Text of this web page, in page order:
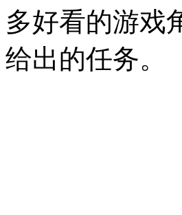
多好看的游戏
给出的任务。